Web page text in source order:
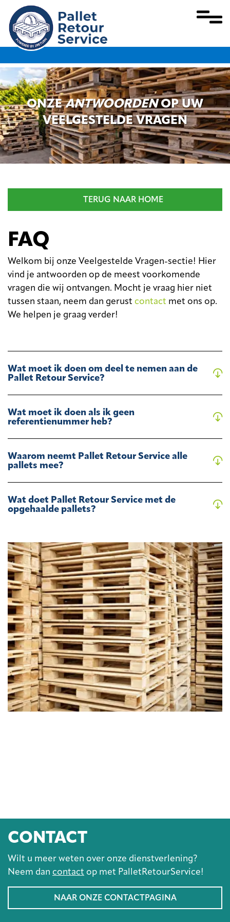
overslaan
ONZEANTWOORDENOP UW
VEELGESTELDE VRAGEN
TERUG NAAR HOME
FAQ
Welkom bij onze Veelgestelde Vragen-sectie! Hier
vind je antwoorden op de meest voorkomende
vragen die wij ontvangen. Mocht je vraag hier niet
tussen staan, neem dan gerust contact met ons op.
We helpen je graag verder!
Wat moet ik doen om deel te nemen aan de
Pallet Retour Service?
Wat moet ik doen als ik geen
referentienummer heb?
Waarom neemt Pallet Retour Service alle
pallets mee?
Wat doet Pallet Retour Service met de
opgehaalde pallets?
CONTACT
Wilt u meer weten over onze dienstverlening?
Neem dan contact op met PalletRetourService!
NAAR ONZE CONTACTPAGINA